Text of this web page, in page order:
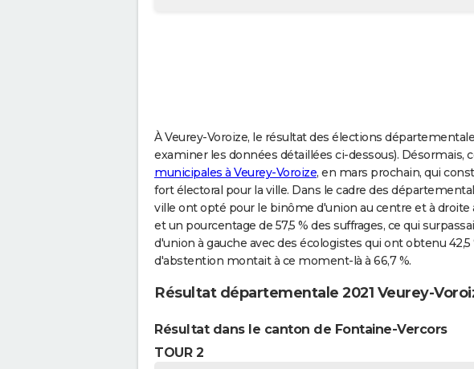
À Veurey-Voroize, le résultat des élections
examiner les données détaillées ci-dessous). Désormais,
municipales à Veurey-Voroize, en mars prochain, qui
fort électoral pour la ville. Dans le cadre des
ville ont opté pour le binôme d'union au centre et à droite
et un pourcentage de 57,5 % des suffrages, ce qui
d'union à gauche avec des écologistes qui ont obtenu
d'abstention montait à ce moment-là à 66,7 %.
Résultat départementale 2021 Veurey-
Résultat dans le canton de Fontaine-Vercors
TOUR 2